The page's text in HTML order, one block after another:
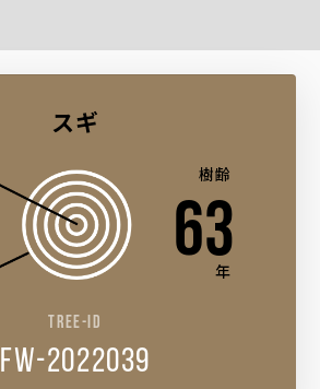
スギ
樹齢
63
年
TREE-ID
fw-2022039